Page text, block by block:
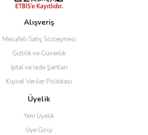
Gönder
Alışveriş
Mesafeli Satış Sözleşmesi
Gizlilik ve Güvenlik
İptal ve İade Şartları
Kişisel Veriler Politikası
Üyelik
Yeni Üyelik
Üye Girişi